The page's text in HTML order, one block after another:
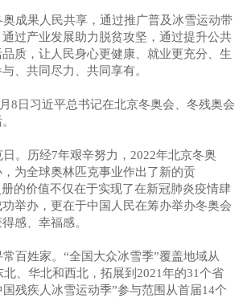
成果人民共享，通过推广普及冰雪运动带
过产业发展助力脱贫攻坚，通过提升公共
质，让人民身心更健康、就业更充分、生
、共同尽力、共同享有。
8日习近平总书记在北京冬奥会、冬残奥会
。历经7年艰辛努力，2022年北京冬奥
为全球奥林匹克事业作出了新的贡
的价值不仅在于实现了在新冠肺炎疫情肆
举办，更在于中国人民在筹办举办冬奥会
感、幸福感。
百姓家。“全国大众冰雪季”覆盖地域从
、华北和西北，拓展到2021年的31个省
国残疾人冰雪运动季”参与范围从首届14个